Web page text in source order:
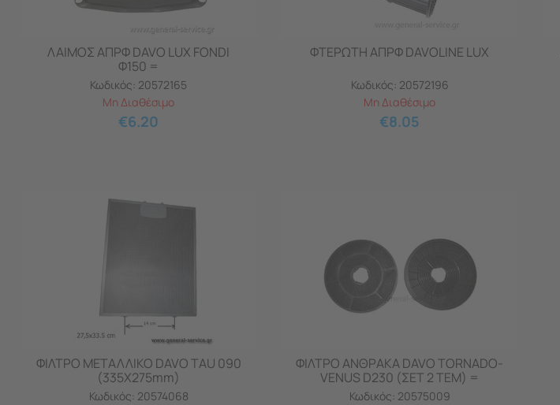
ΛΑΙΜΟΣ ΑΠΡΦ DAVO LUX FONDI
Φ150 =
Κωδικός: 20572165
Μη Διαθέσιμο
€6.20
ΦΤΕΡΩΤΗ ΑΠΡΦ DAVOLINE LUX
Κωδικός: 20572196
Μη Διαθέσιμο
€8.05
ΦΙΛΤΡΟ ΜΕΤΑΛΛΙΚΟ DAVO TAU 090
(335X275mm)
Κωδικός: 20574068
ΦΙΛΤΡΟ ΑΝΘΡΑΚΑ DAVO TORNADO-
VENUS D230 (ΣΕΤ 2 ΤΕΜ) =
Κωδικός: 20575009